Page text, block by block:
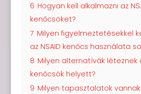
6 Hogyan kell alkalmazni az
kenőcsöket?
7 Milyen figyelmeztetésekkel
az NSAID kenőcs használata
8 Milyen alternatívák léteznek
kenőcsök helyett?
9 Milyen tapasztalatok vannak